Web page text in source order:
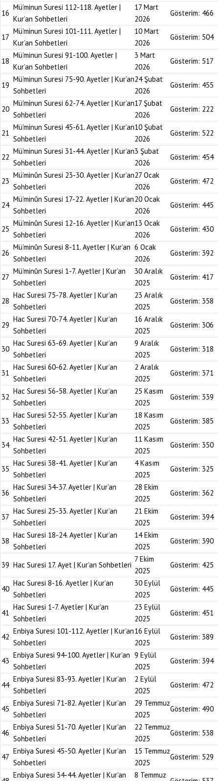
16
Mü’minun Suresi 112-118. Ayetler |
Kur’an Sohbetleri
17 Mart
2026
Gösterim: 466
17
Mü’minun Suresi 101-111. Ayetler |
Kur’an Sohbetleri
10 Mart
2026
Gösterim: 504
18
Mü’minun Suresi 91-100. Ayetler |
Kur’an Sohbetleri
3 Mart
2026
Gösterim: 517
19
Mü’minun Suresi 75-90. Ayetler | Kur’an
Sohbetleri
24 Şubat
2026
Gösterim: 455
20
Mü’minun Suresi 62-74. Ayetler | Kur’an
Sohbetleri
17 Şubat
2026
Gösterim: 222
21
Mü’minun Suresi 45-61. Ayetler | Kur’an
Sohbetleri
10 Şubat
2026
Gösterim: 522
22
Mü’minun Suresi 31-44. Ayetler | Kur’an
Sohbetleri
3 Şubat
2026
Gösterim: 454
23
Mü’minûn Suresi 23-30. Ayetler | Kur’an
Sohbetleri
27 Ocak
2026
Gösterim: 472
24
Mü’minûn Suresi 17-22. Ayetler | Kur’an
Sohbetleri
20 Ocak
2026
Gösterim: 445
25
Mü’minûn Suresi 12-16. Ayetler | Kur’an
Sohbetleri
13 Ocak
2026
Gösterim: 430
26
Mü’minûn Suresi 8-11. Ayetler | Kur’an
Sohbetleri
6 Ocak
2026
Gösterim: 392
27
Mü’minûn Suresi 1-7. Ayetler | Kur’an
Sohbetleri
30 Aralık
2025
Gösterim: 417
28
Hac Suresi 75-78. Ayetler | Kur’an
Sohbetleri
23 Aralık
2025
Gösterim: 358
29
Hac Suresi 70-74. Ayetler | Kur’an
Sohbetleri
16 Aralık
2025
Gösterim: 306
30
Hac Suresi 63-69. Ayetler | Kur’an
Sohbetleri
9 Aralık
2025
Gösterim: 318
31
Hac Suresi 60-62. Ayetler | Kur’an
Sohbetleri
2 Aralık
2025
Gösterim: 371
32
Hac Suresi 56-58. Ayetler | Kur’an
Sohbetleri
25 Kasım
2025
Gösterim: 339
33
Hac Suresi 52-55. Ayetler | Kur’an
Sohbetleri
18 Kasım
2025
Gösterim: 385
34
Hac Suresi 42-51. Ayetler | Kur’an
Sohbetleri
11 Kasım
2025
Gösterim: 350
35
Hac Suresi 38-41. Ayetler | Kur’an
Sohbetleri
4 Kasım
2025
Gösterim: 325
36
Hac Suresi 34-37. Ayetler | Kur’an
Sohbetleri
28 Ekim
2025
Gösterim: 362
37
Hac Suresi 25-33. Ayetler | Kur’an
Sohbetleri
21 Ekim
2025
Gösterim: 394
38
Hac Suresi 18-24. Ayetler | Kur’an
Sohbetleri
14 Ekim
2025
Gösterim: 390
39 Hac Suresi 17. Ayet | Kur’an Sohbetleri
7 Ekim
2025
Gösterim: 425
40
Hac Suresi 8-16. Ayetler | Kur’an
Sohbetleri
30 Eylül
2025
Gösterim: 445
41
Hac Suresi 1-7. Ayetler | Kur’an
Sohbetleri
23 Eylül
2025
Gösterim: 451
42
Enbiya Suresi 101-112. Ayetler | Kur’an
Sohbetleri
16 Eylül
2025
Gösterim: 389
43
Enbiya Suresi 94-100. Ayetler | Kur’an
Sohbetleri
9 Eylül
2025
Gösterim: 394
44
Enbiya Suresi 83-93. Ayetler | Kur’an
Sohbetleri
2 Eylül
2025
Gösterim: 472
45
Enbiya Suresi 71-82. Ayetler | Kur’an
Sohbetleri
29 Temmuz
2025
Gösterim: 490
46
Enbiya Suresi 51-70. Ayetler | Kur’an
Sohbetleri
22 Temmuz
2025
Gösterim: 538
47
Enbiya Suresi 45-50. Ayetler | Kur’an
Sohbetleri
15 Temmuz
2025
Gösterim: 529
Enbiya Suresi 34-44. Ayetler | Kur’an 8 Temmuz